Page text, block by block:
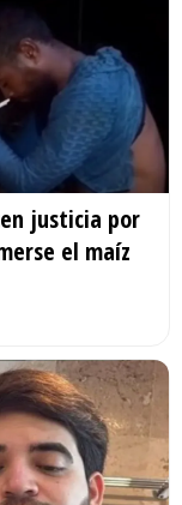
justicia por
el maíz